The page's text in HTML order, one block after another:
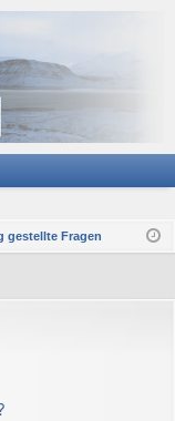
gestellte Fragen